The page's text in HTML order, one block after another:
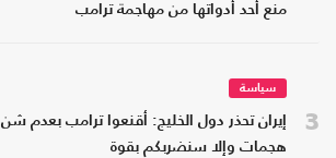
منع أحد أدواتها من مهاجمة ترامب
3
سياسة
إيران تحذر دول الخليج: أقنعوا ترامب بعدم شن
هجمات وإلا سنضربكم بقوة